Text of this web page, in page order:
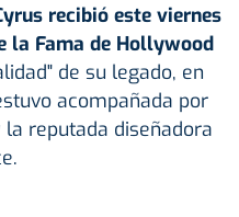
recibió este viernes
la Fama de Hollywood
de su legado, en
acompañada por
reputada diseñadora